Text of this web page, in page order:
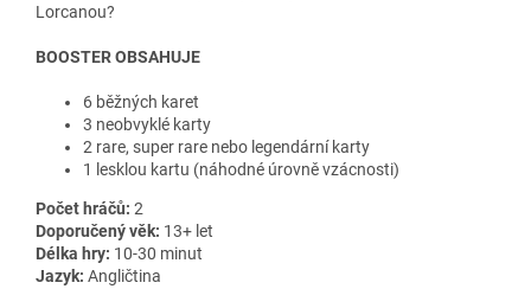
Lorcanou?
BOOSTER OBSAHUJE
6 běžných karet
3 neobvyklé karty
2 rare, super rare nebo legendární karty
1 lesklou kartu (náhodné úrovně vzácnosti)
Počet hráčů: 2
Doporučený věk: 13+ let
Délka hry: 10-30 minut
Jazyk: Angličtina